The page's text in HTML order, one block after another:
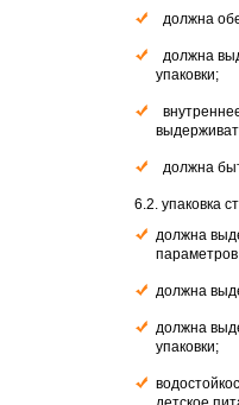
должна
должна
упаковки;
должна
6.2. упаковка
должна
должна
должна
упаковки;